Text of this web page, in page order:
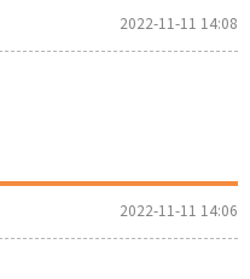
2022-11-11 14:08
2022-11-11 14:06